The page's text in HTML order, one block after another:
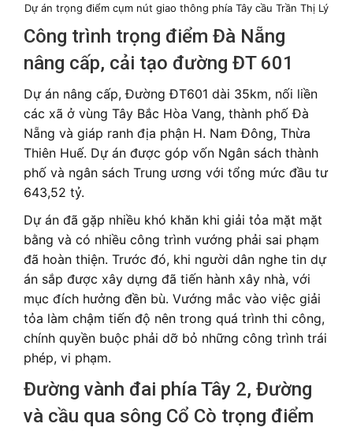
Dự án trọng điểm cụm nút giao thông phía Tây cầu Trần Thị Lý
Công trình trọng điểm Đà Nẵng
nâng cấp, cải tạo đường ĐT 601
Dự án nâng cấp, Đường ĐT601 dài 35km, nối liền
các xã ở vùng Tây Bắc Hòa Vang, thành phố Đà
Nẵng và giáp ranh địa phận H. Nam Đông, Thừa
Thiên Huế. Dự án được góp vốn Ngân sách thành
phố và ngân sách Trung ương với tổng mức đầu tư
643,52 tỷ.
Dự án đã gặp nhiều khó khăn khi giải tỏa mặt mặt
bằng và có nhiều công trình vướng phải sai phạm
đã hoàn thiện. Trước đó, khi người dân nghe tin dự
án sắp được xây dựng đã tiến hành xây nhà, với
mục đích hưởng đền bù. Vướng mắc vào việc giải
tỏa làm chậm tiến độ nên trong quá trình thi công,
chính quyền buộc phải dỡ bỏ những công trình trái
phép, vi phạm.
Đường vành đai phía Tây 2, Đường
và cầu qua sông Cổ Cò trọng điểm